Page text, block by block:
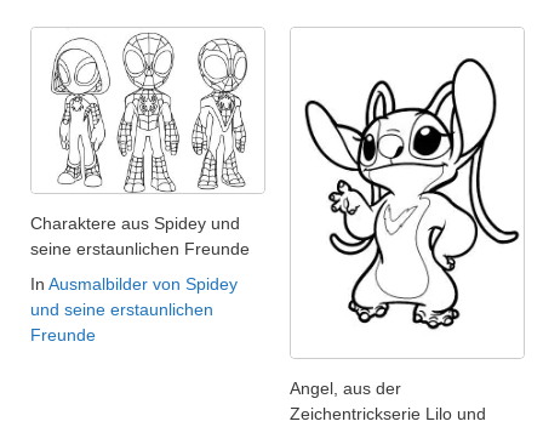
Charaktere aus Spidey und
seine erstaunlichen Freunde
In Ausmalbilder von Spidey
und seine erstaunlichen
Freunde
Angel, aus der
Zeichentrickserie Lilo und